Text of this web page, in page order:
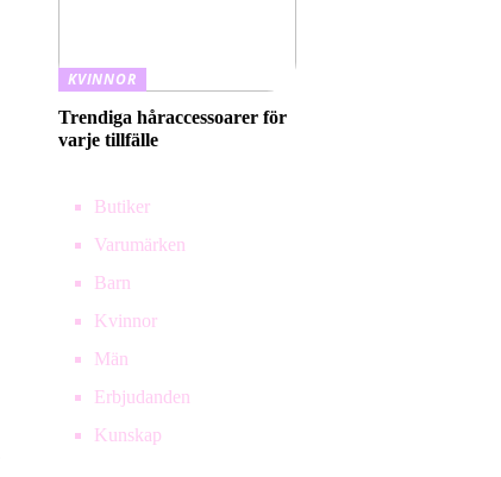
KVINNOR
Trendiga håraccessoarer för
varje tillfälle
Butiker
Varumärken
Barn
Kvinnor
Män
Erbjudanden
Kunskap